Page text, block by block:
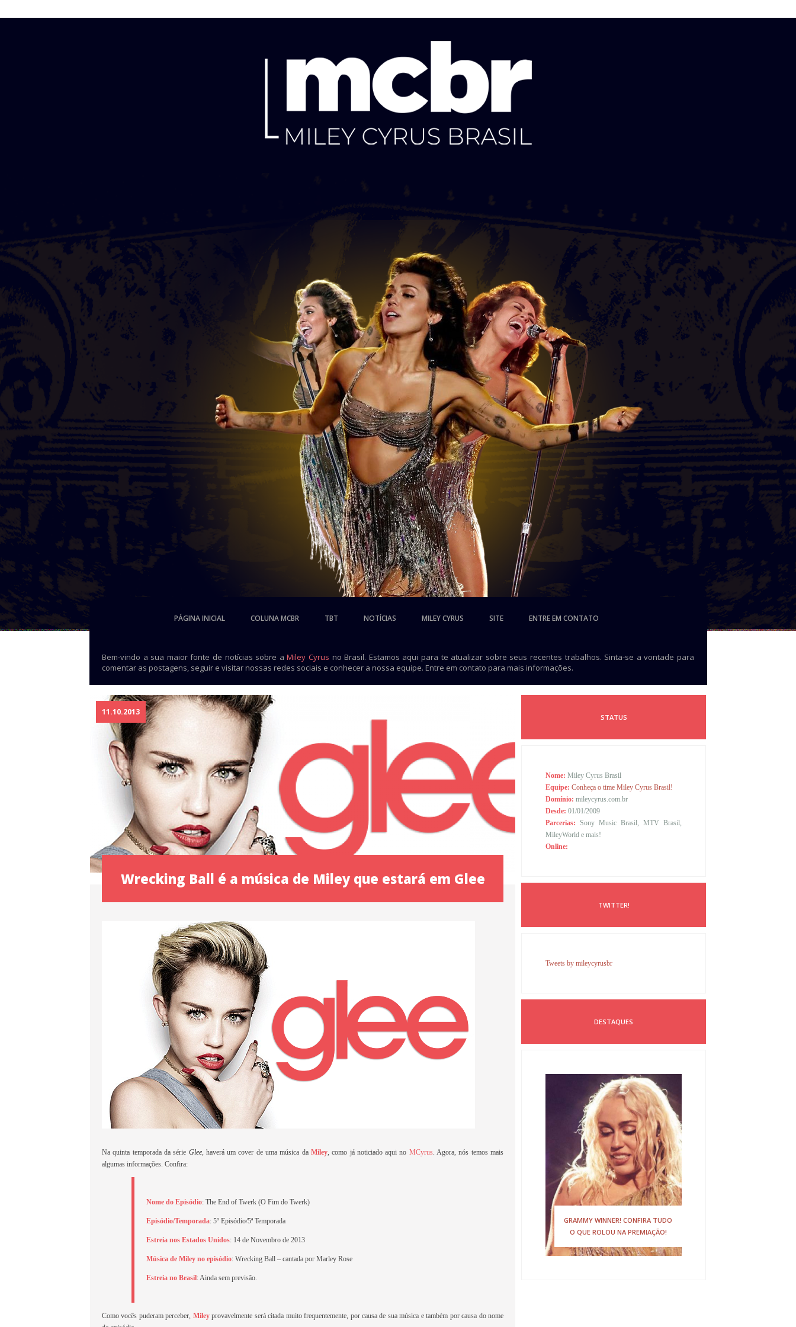
PÁGINA INICIAL COLUNA MCBR TBT NOTÍCIAS MILEY CYRUS SITE ENTRE EM CONTATO
Bem-vindo a sua maior fonte de notícias sobre aMiley Cyrus no Brasil. Estamos aqui para te atualizar sobre seus recentes trabalhos. Sinta-se a vontade para
comentar as postagens, seguir e visitar nossas redes sociais e conhecer a nossa equipe. Entre em contato para mais informações.
11.10.2013
Wrecking Ball é a música de Miley que estará em Glee
Na quinta temporada da série Glee, haverá um cover de uma música da Miley, como já noticiado aqui no MCyrus. Agora, nós temos mais
algumas informações. Confira:
Nome do Episódio: The End of Twerk (O Fim do Twerk)
Episódio/Temporada: 5º Episódio/5ª Temporada
Estreia nos Estados Unidos: 14 de Novembro de 2013
Música de Miley no episódio: Wrecking Ball – cantada por Marley Rose
Estreia no Brasil: Ainda sem previsão.
Como vocês puderam perceber, Mileyprovavelmente será citada muito frequentemente, por causa de sua música e também por causa do nome
STATUS
Nome: Miley Cyrus Brasil
Equipe: Conheça o time Miley Cyrus Brasil!
Domínio: mileycyrus.com.br
Desde: 01/01/2009
Parcerias: Sony Music Brasil, MTV Brasil,
MileyWorld e mais!
Online:
TWITTER!
Tweets by mileycyrusbr
DESTAQUES
GRAMMY WINNER! CONFIRA TUDO
O QUE ROLOU NA PREMIAÇÃO!